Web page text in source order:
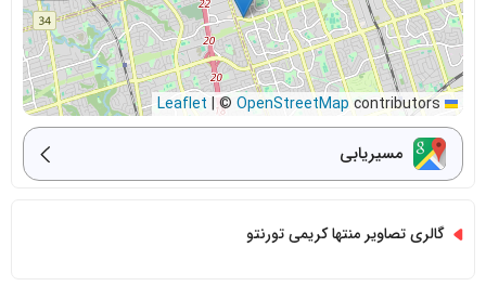
|© OpenStreetMapcontributors
مسیریابی
گالری تصاویر منتها کریمی تورنتو